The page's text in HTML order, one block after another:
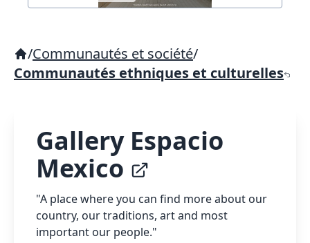
/Communautés et société/
Communautés ethniques et culturelles
Gallery Espacio
Mexico
"A place where you can find more about our
country, our traditions, art and most
important our people."